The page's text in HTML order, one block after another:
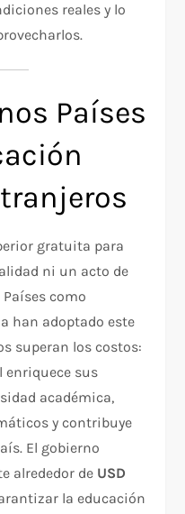
reales y lo
Países
gratuita para
ni un acto de
como
han adoptado este
superan los costos:
sus
académica,
y contribuye
El gobierno
alrededor de USD
la educación